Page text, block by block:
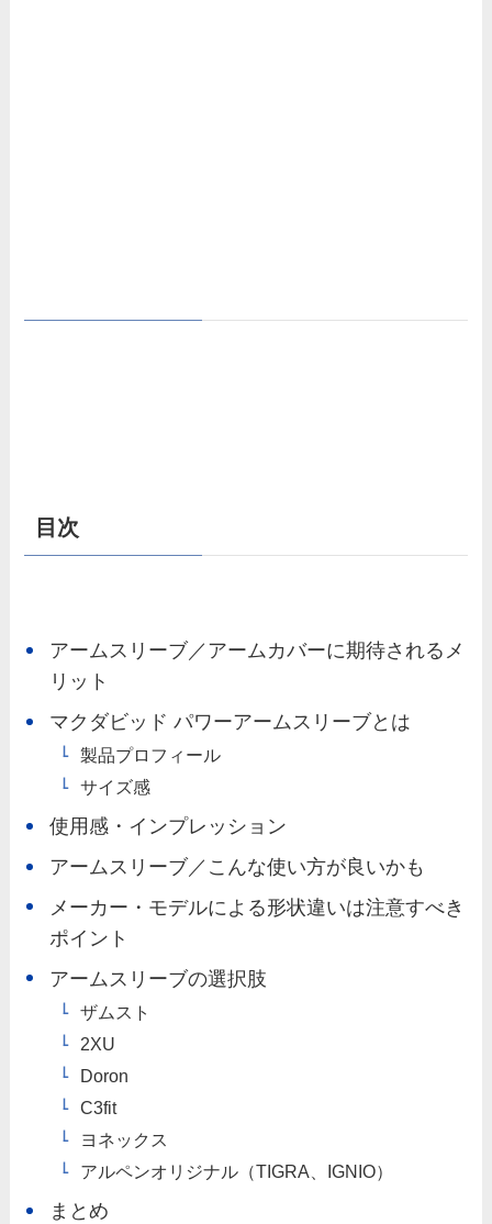
目次
アームスリーブ／アームカバーに期待されるメ
リット
マクダビッド パワーアームスリーブとは
製品プロフィール
サイズ感
使用感・インプレッション
アームスリーブ／こんな使い方が良いかも
メーカー・モデルによる形状違いは注意すべき
ポイント
アームスリーブの選択肢
ザムスト
2XU
Doron
C3fit
ヨネックス
アルペンオリジナル（TIGRA、IGNIO）
まとめ